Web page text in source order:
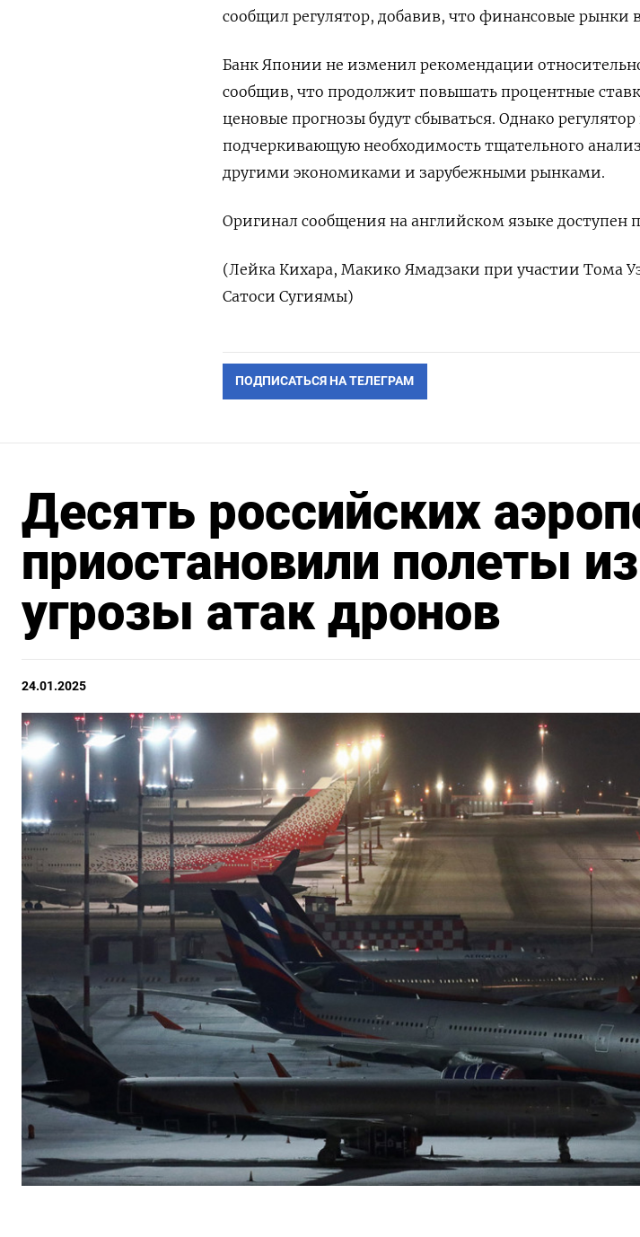
сообщил регулятор, добавив, что финансовые рынки
Банк Японии не изменил рекомендации
сообщив, что продолжит повышать процентные
ценовые прогнозы будут сбываться. Однако
подчеркивающую необходимость тщательного
другими экономиками и зарубежными рынками.
Оригинал сообщения на английском языке доступен
(Лейка Кихара, Макико Ямадзаки при участии Тома
Сатоси Сугиямы)
ПОДПИСАТЬСЯ НА ТЕЛЕГРАМ
Десять российских
приостановили полеты
угрозы атак дронов
24.01.2025